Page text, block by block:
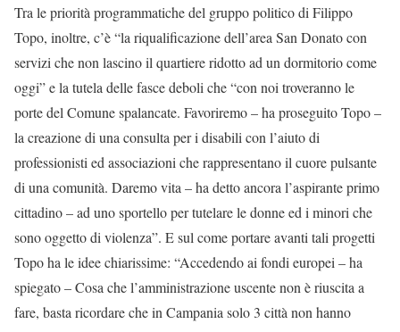
Tra le priorità programmatiche del gruppo politico di Filippo
Topo, inoltre, c’è “la riqualificazione dell’area San Donato con
servizi che non lascino il quartiere ridotto ad un dormitorio come
oggi” e la tutela delle fasce deboli che “con noi troveranno le
porte del Comune spalancate. Favoriremo – ha proseguito Topo –
la creazione di una consulta per i disabili con l’aiuto di
professionisti ed associazioni che rappresentano il cuore pulsante
di una comunità. Daremo vita – ha detto ancora l’aspirante primo
cittadino – ad uno sportello per tutelare le donne ed i minori che
sono oggetto di violenza”. E sul come portare avanti tali progetti
Topo ha le idee chiarissime: “Accedendo ai fondi europei – ha
spiegato – Cosa che l’amministrazione uscente non è riuscita a
fare, basta ricordare che in Campania solo 3 città non hanno